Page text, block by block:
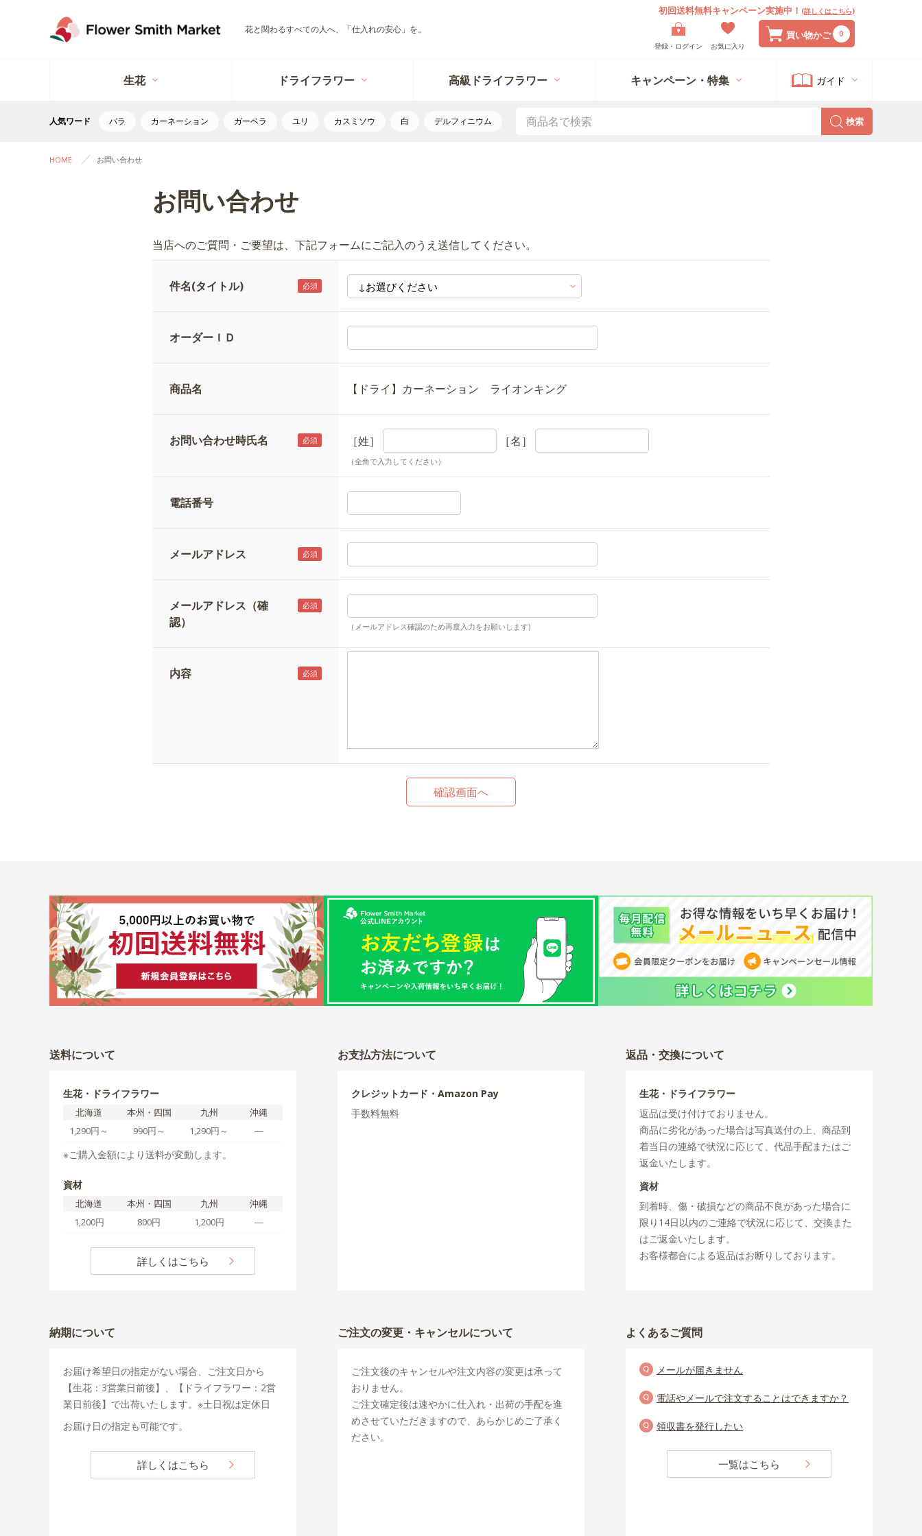
花と関わるすべての人へ、「仕入れの安心」を。
登録・ログイン お気に入り
初回送料無料キャンペーン実施中！ (詳しくはこちら)
買い物かご 0
生花 ドライフラワー 高級ドライフラワー キャンペーン・特集 ガイド
人気ワード バラ カーネーション ガーベラ ユリ カスミソウ 白 デルフィニウム 検索
HOME お問い合わせ
お問い合わせ
当店へのご質問・ご要望は、下記フォームにご記入のうえ送信してください。
件名(タイトル)
オーダーＩＤ
商品名 【ドライ】カーネーション ライオンキング
お問い合わせ時氏名 ［姓］ ［名］
（全角で入力してください）
電話番号
メールアドレス
メールアドレス（確
認）
（メールアドレス確認のため再度入力をお願いします)
内容
送料について
生花・ドライフラワー
北海道 本州・四国 九州
沖縄
1,290円～
990円～ 1,290円～ ―
※ご購入金額により送料が変動します。
資材
北海道 本州・四国 九州
沖縄
1,200円
800円 1,200円 ―
詳しくはこちら
納期について
お届け希望日の指定がない場合、ご注文日から
【生花：3営業日前後】、【ドライフラワー：2営
業日前後】で出荷いたします。※土日祝は定休日
お届け日の指定も可能です。
詳しくはこちら
お支払方法について
クレジットカード・Amazon Pay
手数料無料
ご注文の変更・キャンセルについて
ご注文後のキャンセルや注文内容の変更は承って
おりません。
ご注文確定後は速やかに仕入れ・出荷の手配を進
めさせていただきますので、あらかじめご了承く
ださい。
返品・交換について
生花・ドライフラワー
返品は受け付けておりません。
商品に劣化があった場合は写真送付の上、商品到
着当日の連絡で状況に応じて、代品手配またはご
返金いたします。
資材
到着時、傷・破損などの商品不良があった場合に
限り14日以内のご連絡で状況に応じて、交換また
はご返金いたします。
お客様都合による返品はお断りしております。
よくあるご質問
メールが届きません
電話やメールで注文することはできますか？
領収書を発行したい
一覧はこちら